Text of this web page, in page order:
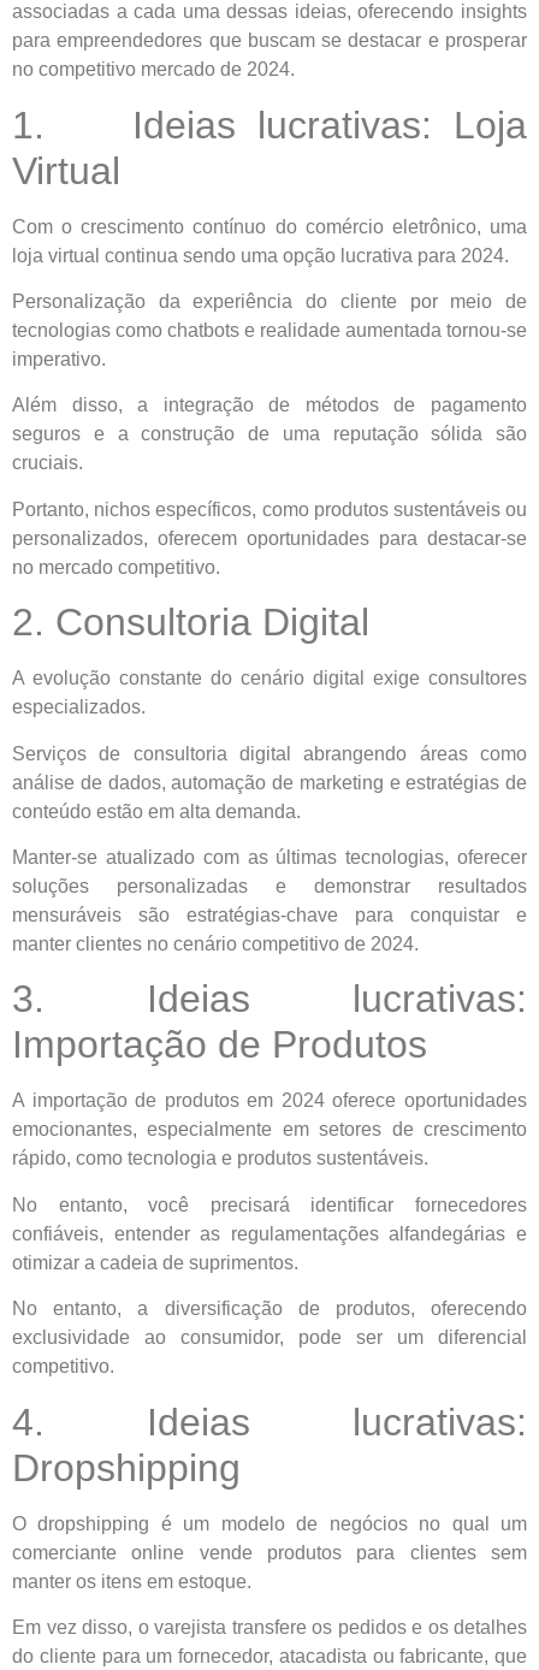
associadas a cada uma dessas ideias, oferecendo insights
para empreendedores que buscam se destacar e prosperar
no competitivo mercado de 2024.
1. Ideias lucrativas: Loja
Virtual
Com o crescimento contínuo do comércio eletrônico, uma
loja virtual continua sendo uma opção lucrativa para 2024.
Personalização da experiência do cliente por meio de
tecnologias como chatbots e realidade aumentada tornou-se
imperativo.
Além disso, a integração de métodos de pagamento
seguros e a construção de uma reputação sólida são
cruciais.
Portanto, nichos específicos, como produtos sustentáveis ou
personalizados, oferecem oportunidades para destacar-se
no mercado competitivo.
2. Consultoria Digital
A evolução constante do cenário digital exige consultores
especializados.
Serviços de consultoria digital abrangendo áreas como
análise de dados, automação de marketing e estratégias de
conteúdo estão em alta demanda.
Manter-se atualizado com as últimas tecnologias, oferecer
soluções personalizadas e demonstrar resultados
mensuráveis são estratégias-chave para conquistar e
manter clientes no cenário competitivo de 2024.
3. Ideias lucrativas:
Importação de Produtos
A importação de produtos em 2024 oferece oportunidades
emocionantes, especialmente em setores de crescimento
rápido, como tecnologia e produtos sustentáveis.
No entanto, você precisará identificar fornecedores
confiáveis, entender as regulamentações alfandegárias e
otimizar a cadeia de suprimentos.
No entanto, a diversificação de produtos, oferecendo
exclusividade ao consumidor, pode ser um diferencial
competitivo.
4. Ideias lucrativas:
Dropshipping
O dropshipping é um modelo de negócios no qual um
comerciante online vende produtos para clientes sem
manter os itens em estoque.
Em vez disso, o varejista transfere os pedidos e os detalhes
do cliente para um fornecedor, atacadista ou fabricante, que